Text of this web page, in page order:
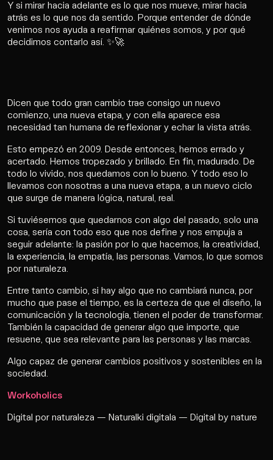
Work
Servicios
Agencia
Cultura
Contacto
Y si mirar hacia adelante es lo que nos mueve, mirar hacia
atrás es lo que nos da sentido. Porque entender de dónde
venimos nos ayuda a reafirmar quiénes somos, y por qué
decidimos contarlo así. ✨🚀
Dicen que todo gran cambio trae consigo un nuevo
comienzo, una nueva etapa, y con ella aparece esa
necesidad tan humana de reflexionar y echar la vista atrás.
Esto empezó en 2009. Desde entonces, hemos errado y
acertado. Hemos tropezado y brillado. En fin, madurado. De
todo lo vivido, nos quedamos con lo bueno. Y todo eso lo
llevamos con nosotras a una nueva etapa, a un nuevo ciclo
que surge de manera lógica, natural, real.
Si tuviésemos que quedarnos con algo del pasado, solo una
cosa, sería con todo eso que nos define y nos empuja a
seguir adelante: la pasión por lo que hacemos, la creatividad,
la experiencia, la empatía, las personas. Vamos, lo que somos
por naturaleza.
Entre tanto cambio, si hay algo que no cambiará nunca, por
mucho que pase el tiempo, es la certeza de que el diseño, la
comunicación y la tecnología, tienen el poder de transformar.
También la capacidad de generar algo que importe, que
resuene, que sea relevante para las personas y las marcas.
Algo capaz de generar cambios positivos y sostenibles en la
sociedad.
Workoholics
Digital por naturaleza — Naturalki digitala — Digital by nature